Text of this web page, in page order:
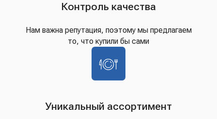
Контроль качества
Нам важна репутация, поэтому мы предлагаем
то, что купили бы сами
Уникальный ассортимент